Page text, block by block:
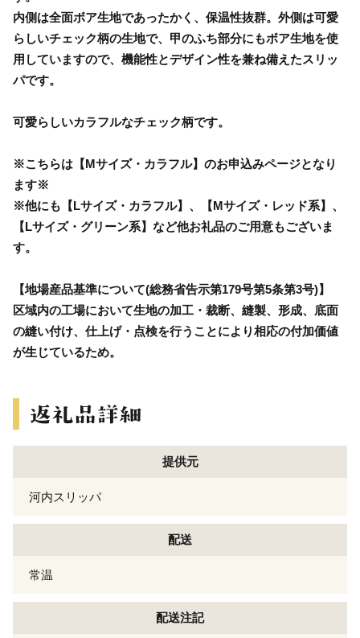
内側は全面ボア生地であったかく、保温性抜群。外側は可愛
らしいチェック柄の生地で、甲のふち部分にもボア生地を使
用していますので、機能性とデザイン性を兼ね備えたスリッ
パです。
可愛らしいカラフルなチェック柄です。
※こちらは【Mサイズ・カラフル】のお申込みページとなり
ます※
※他にも【Lサイズ・カラフル】、【Mサイズ・レッド系】、
【Lサイズ・グリーン系】など他お礼品のご用意もございま
す。
【地場産品基準について(総務省告示第179号第5条第3号)】
区域内の工場において生地の加工・裁断、縫製、形成、底面
の縫い付け、仕上げ・点検を行うことにより相応の付加価値
が生じているため。
提供元
河内スリッパ
配送
常温
配送注記